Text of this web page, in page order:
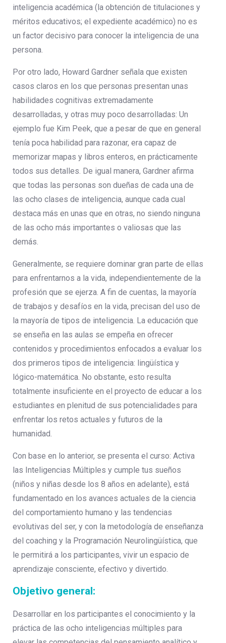
inteligencia académica (la obtención de titulaciones y
méritos educativos; el expediente académico) no es
un factor decisivo para conocer la inteligencia de una
persona.
Por otro lado, Howard Gardner señala que existen
casos claros en los que personas presentan unas
habilidades cognitivas extremadamente
desarrolladas, y otras muy poco desarrolladas: Un
ejemplo fue Kim Peek, que a pesar de que en general
tenía poca habilidad para razonar, era capaz de
memorizar mapas y libros enteros, en prácticamente
todos sus detalles. De igual manera, Gardner afirma
que todas las personas son dueñas de cada una de
las ocho clases de inteligencia, aunque cada cual
destaca más en unas que en otras, no siendo ninguna
de las ocho más importantes o valiosas que las
demás.
Generalmente, se requiere dominar gran parte de ellas
para enfrentarnos a la vida, independientemente de la
profesión que se ejerza. A fin de cuentas, la mayoría
de trabajos y desafíos en la vida, precisan del uso de
la mayoría de tipos de inteligencia. La educación que
se enseña en las aulas se empeña en ofrecer
contenidos y procedimientos enfocados a evaluar los
dos primeros tipos de inteligencia: lingüística y
lógico-matemática. No obstante, esto resulta
totalmente insuficiente en el proyecto de educar a los
estudiantes en plenitud de sus potencialidades para
enfrentar los retos actuales y futuros de la
humanidad.
Con base en lo anterior, se presenta el curso: Activa
las Inteligencias Múltiples y cumple tus sueños
(niños y niñas desde los 8 años en adelante), está
fundamentado en los avances actuales de la ciencia
del comportamiento humano y las tendencias
evolutivas del ser, y con la metodología de enseñanza
del coaching y la Programación Neurolingüística, que
le permitirá a los participantes, vivir un espacio de
aprendizaje consciente, efectivo y divertido.
Objetivo general:
Desarrollar en los participantes el conocimiento y la
práctica de las ocho inteligencias múltiples para